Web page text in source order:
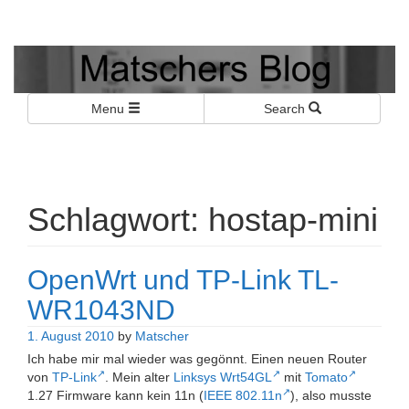
Matschers Blog
Menu Search
Schlagwort: hostap-mini
OpenWrt und TP-Link TL-
WR1043ND
1. August 2010 by Matscher
Ich habe mir mal wieder was gegönnt. Einen neuen Router
von TP-Link . Mein alter Linksys Wrt54GL mit Tomato
1.27 Firmware kann kein 11n (IEEE 802.11n
), also musste